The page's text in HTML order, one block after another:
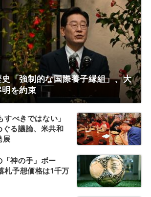
「強制的な国際養子縁組」、大
を約束
すべきではない」
ぐる議論、米共和
展
「神の手」ボー
札予想価格は1千万